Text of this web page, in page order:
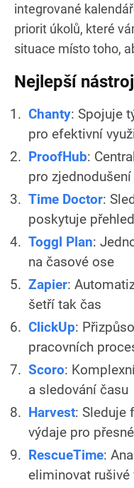
integrované
priorit úkolů, které
situace místo toho,
Nejlepší
Chanty: Spojuje
pro efektivní
ProofHub:
pro
Time Doctor:
poskytuje
Toggl Plan:
na časové ose
Zapier:
šetří tak čas
ClickUp:
pracovních
Scoro:
a sledování času
Harvest: Sleduje
výdaje pro
RescueTime:
eliminovat rušivé